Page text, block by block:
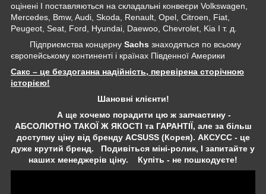
оцінені І поставляються на складальні конвеєри Volkswagen,
Mercedes, Bmw, Audi, Skoda, Renault, Opel, Citroen, Fiat,
Peugeot, Seat, Ford, Hyundai, Daewoo, Chevrolet, Kia І т. д.
Підприємства концерну Sachs знаходяться по всьому
європейському континенті і країнах Південної Америки
Сакс – це бездоганна надійність, перевірена сторічною
історією!
Шановні клієнти!
А ще хочемо порадити цю ж запчастину -
АБСОЛЮТНО ТАКОЇ Ж ЯКОСТІ та ГАРАНТІЇ, але за більш
доступну ціну від бренду ACSUSS (Корея). АКСУСС - це
дуже крутий бренд. Подивіться міні-ролик, І запитайте у
наших менеджерів ціну. Купіть - не пошкодуєте!